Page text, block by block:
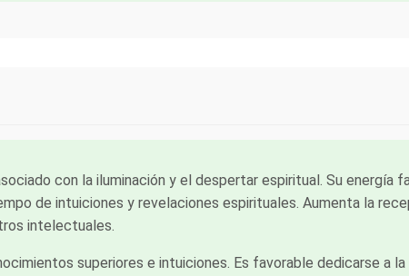
con la iluminación y el despertar espiritual. Su energía
de intuiciones y revelaciones espirituales. Aumenta la
intelectuales.
superiores e intuiciones. Es favorable dedicarse a